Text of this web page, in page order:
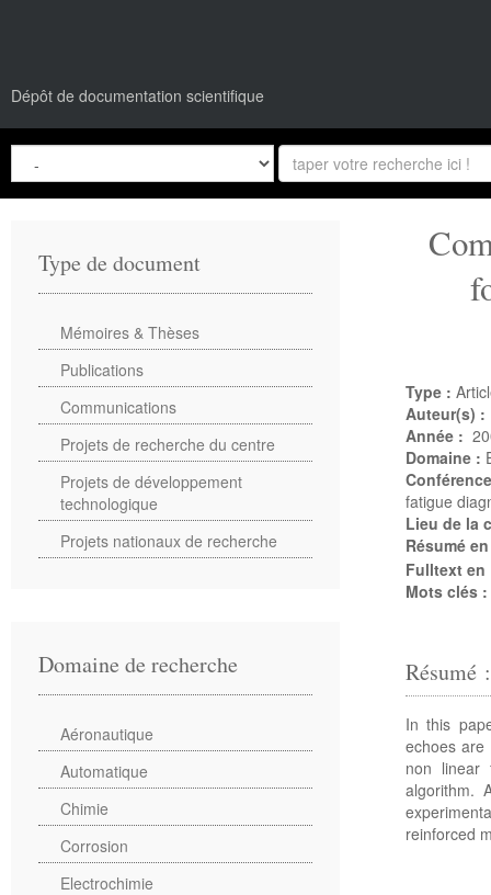
Dépôt de documentation scientifique
Type :
Auteur(s) :
Année :
Domaine :
fatigue
Lieu de la
Résumé
Fulltext en
Mots clés :
In this
echoes are
non linear
algorithm.
reinforced
Type de document
Mémoires & Thèses
Publications
Communications
Projets de recherche du centre
Projets de développement
technologique
Projets nationaux de recherche
Domaine de recherche
Aéronautique
Automatique
Chimie
Corrosion
Electrochimie